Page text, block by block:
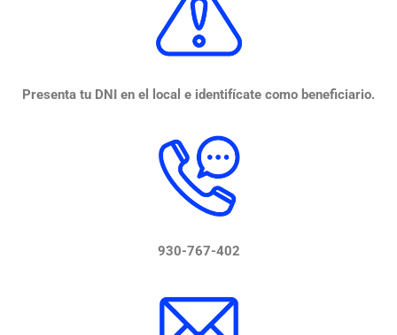
Presenta tu DNI en el local e identifícate como beneficiario.
930-767-402